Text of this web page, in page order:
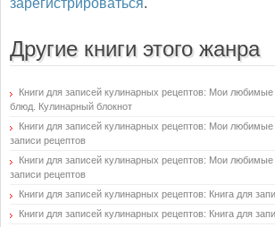
Другие книги этого жанра
Книги для записей кулинарных рецептов: Мои
блюд. Кулинарный блокнот
Книги для записей кулинарных рецептов: Мои любимые
записи рецептов
Книги для записей кулинарных рецептов: Мои любимые
записи рецептов
Книги для записей кулинарных рецептов: Книга для
Книги для записей кулинарных рецептов: Книга для